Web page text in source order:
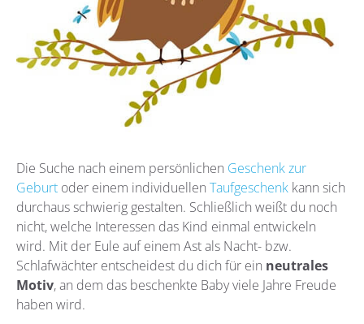
Die Suche nach einem persönlichen Geschenk zur
Geburt oder einem individuellen Taufgeschenk kann sich
durchaus schwierig gestalten. Schließlich weißt du noch
nicht, welche Interessen das Kind einmal entwickeln
wird. Mit der Eule auf einem Ast als Nacht- bzw.
Schlafwächter entscheidest du dich für ein neutrales
Motiv, an dem das beschenkte Baby viele Jahre Freude
haben wird.